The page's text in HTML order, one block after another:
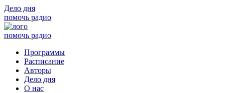
Дело дня
помочь радио
помочь радио
Программы
Расписание
Авторы
Дело дня
О нас